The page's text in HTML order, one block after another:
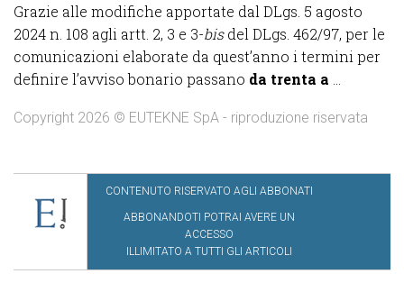
Grazie alle modifiche apportate dal DLgs. 5 agosto
2024 n. 108 agli artt. 2, 3 e 3-bisdel DLgs. 462/97, per le
comunicazioni elaborate da quest’anno i termini per
definire l’avviso bonario passano da trenta a
Copyright 2026 © EUTEKNE SpA - riproduzione riservata
CONTENUTO RISERVATO AGLI ABBONATI
ABBONANDOTI POTRAI AVERE UN
ACCESSO
ILLIMITATO A TUTTI GLI ARTICOLI